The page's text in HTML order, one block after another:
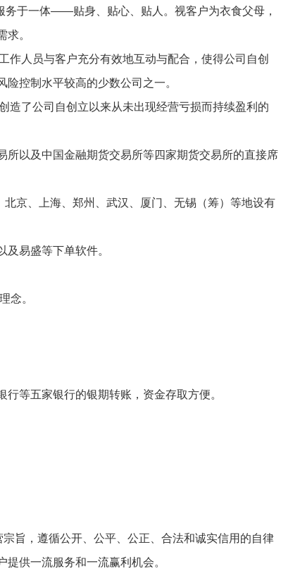
务于一体——贴身、贴心、贴人。视客户为衣食父母，
。
作人员与客户充分有效地互动与配合，使得公司自创
控制水平较高的少数公司之一。
造了公司自创立以来从未出现经营亏损而持续盈利的
以及中国金融期货交易所等四家期货交易所的直接席
京、上海、郑州、武汉、厦门、无锡（筹）等地设有
易盛等下单软件。
念。
等五家银行的银期转账，资金存取方便。
旨，遵循公开、公平、公正、合法和诚实信用的自律
供一流服务和一流赢利机会。